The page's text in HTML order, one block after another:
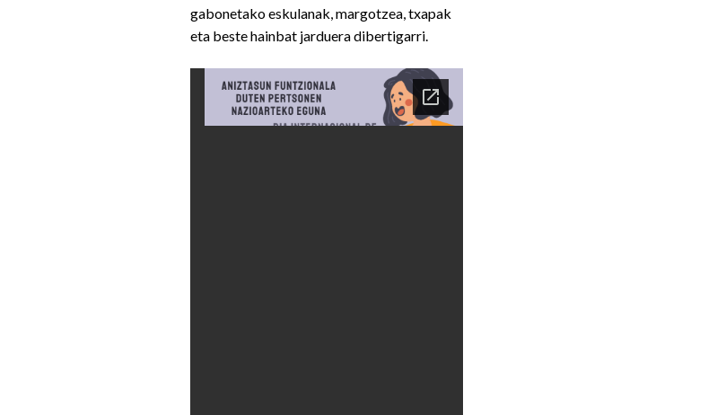
gabonetako eskulanak, margotzea, txapak
eta beste hainbat jarduera dibertigarri.